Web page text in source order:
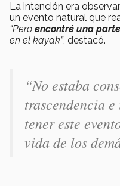
La intención era
un evento natural que
“Pero encontré una
en el kayak”, destacó.
“No estaba
trascendencia
tener este
vida de los